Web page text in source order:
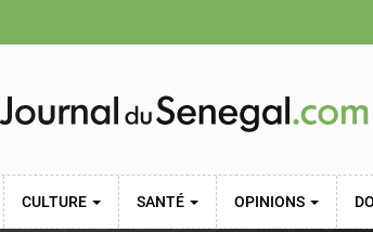
CULTURE SANTÉ OPINIONS